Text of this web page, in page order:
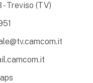
Treviso (TV)